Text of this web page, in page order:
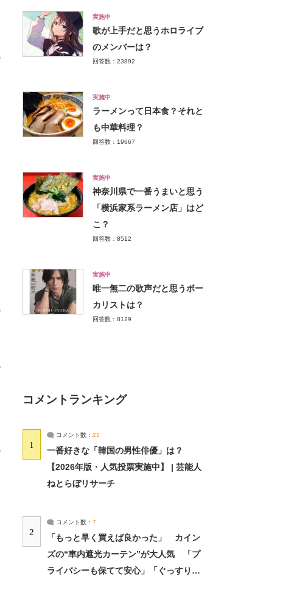
実施中
歌が上手だと思うホロライブ
のメンバーは？
回答数：23892
実施中
ラーメンって日本食？それと
も中華料理？
回答数：19667
実施中
神奈川県で一番うまいと思う
「横浜家系ラーメン店」はど
こ？
回答数：8512
実施中
唯一無二の歌声だと思うボー
カリストは？
回答数：8129
コメントランキング
1
コメント数： 21
一番好きな「韓国の男性俳優」は？
【2026年版・人気投票実施中】 | 芸能人
ねとらぼリサーチ
2
コメント数： 7
「もっと早く買えば良かった」 カイン
ズの“車内遮光カーテン”が大人気 「プ
ライバシーも保てて安心」「ぐっすり眠